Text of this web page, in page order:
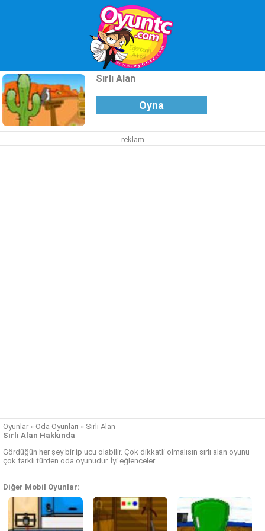
Sırlı Alan
Oyna
reklam
Oyunlar » Oda Oyunları » Sırlı Alan
Sırlı Alan Hakkında
Gördüğün her şey bir ip ucu olabilir. Çok dikkatli olmalısın sırlı alan oyunu
çok farklı türden oda oyunudur. İyi eğlenceler…
Diğer Mobil Oyunlar: